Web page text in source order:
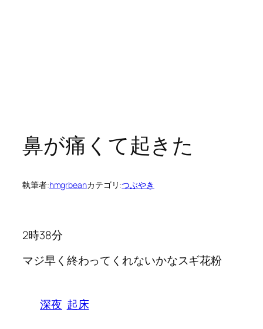
鼻が痛くて起きた
執筆者:hmgrbeanカテゴリ:つぶやき
2時38分
マジ早く終わってくれないかなスギ花粉
深夜 起床